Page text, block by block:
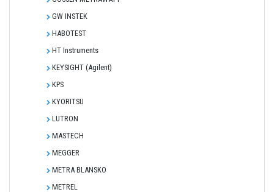
GW INSTEK
HABOTEST
HT Instruments
KEYSIGHT (Agilent)
KPS
KYORITSU
LUTRON
MASTECH
MEGGER
METRA BLANSKO
METREL